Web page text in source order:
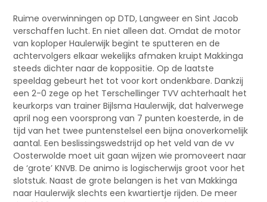
Ruime overwinningen op DTD, Langweer en Sint Jacob
verschaffen lucht. En niet alleen dat. Omdat de motor
van koploper Haulerwijk begint te sputteren en de
achtervolgers elkaar wekelijks afmaken kruipt Makkinga
steeds dichter naar de koppositie. Op de laatste
speeldag gebeurt het tot voor kort ondenkbare. Dankzij
een 2-0 zege op het Terschellinger TVV achterhaalt het
keurkorps van trainer Bijlsma Haulerwijk, dat halverwege
april nog een voorsprong van 7 punten koesterde, in de
tijd van het twee puntenstelsel een bijna onoverkomelijk
aantal. Een beslissingswedstrijd op het veld van de vv
Oosterwolde moet uit gaan wijzen wie promoveert naar
de ‘grote’ KNVB. De animo is logischerwijs groot voor het
slotstuk. Naast de grote belangen is het van Makkinga
naar Haulerwijk slechts een kwartiertje rijden. De meer